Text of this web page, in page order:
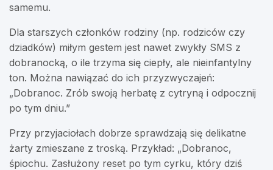
samemu.
Dla starszych członków rodziny (np. rodziców czy
dziadków) miłym gestem jest nawet zwykły SMS z
dobranocką, o ile trzyma się ciepły, ale nieinfantylny
ton. Można nawiązać do ich przyzwyczajeń:
„Dobranoc. Zrób swoją herbatę z cytryną i odpocznij
po tym dniu.”
Przy przyjaciołach dobrze sprawdzają się delikatne
żarty zmieszane z troską. Przykład: „Dobranoc,
śpiochu. Zasłużony reset po tym cyrku, który dziś